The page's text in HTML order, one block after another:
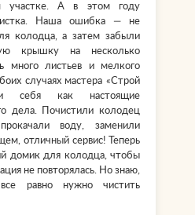
участке. А в этом году
Наша ошибка — не
колодца, а затем забыли
крышку на несколько
много листьев и мелкого
случаях мастера «Строй
себя как настоящие
дела. Почистили колодец
воду, заменили
отличный сервис! Теперь
домик для колодца, чтобы
не повторялась. Но знаю,
равно нужно чистить